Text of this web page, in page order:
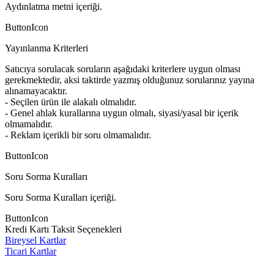
Aydınlatma metni içeriği.
ButtonIcon
Yayınlanma Kriterleri
Satıcıya sorulacak soruların aşağıdaki kriterlere uygun olması
gerekmektedir, aksi taktirde yazmış olduğunuz sorularınız yayına
alınamayacaktır.
- Seçilen ürün ile alakalı olmalıdır.
- Genel ahlak kurallarına uygun olmalı, siyasi/yasal bir içerik
olmamalıdır.
- Reklam içerikli bir soru olmamalıdır.
ButtonIcon
Soru Sorma Kuralları
Soru Sorma Kuralları içeriği.
ButtonIcon
Kredi Kartı Taksit Seçenekleri
Bireysel Kartlar
Ticari Kartlar